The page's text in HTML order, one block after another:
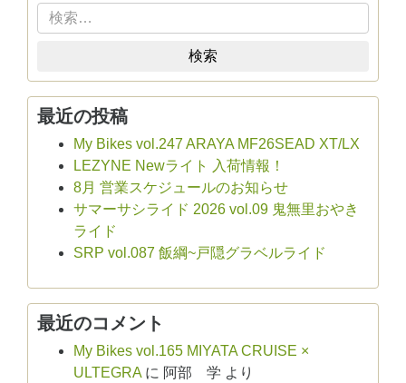
検索
最近の投稿
My Bikes vol.247 ARAYA MF26SEAD XT/LX
LEZYNE Newライト 入荷情報！
8月 営業スケジュールのお知らせ
サマーサシライド 2026 vol.09 鬼無里おやき
ライド
SRP vol.087 飯綱~戸隠グラベルライド
最近のコメント
My Bikes vol.165 MIYATA CRUISE ×
ULTEGRA に 阿部 学 より